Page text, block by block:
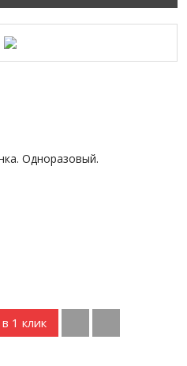
Одноразовый.
1 клик